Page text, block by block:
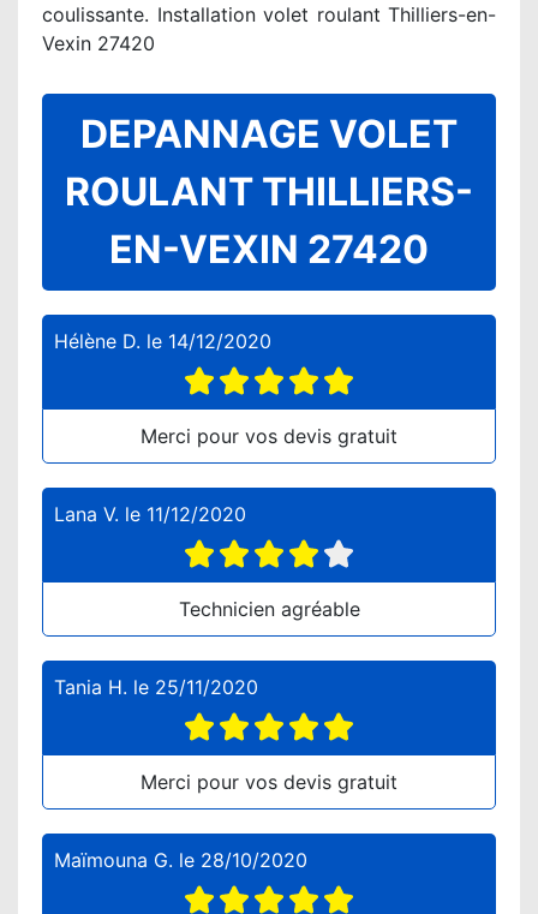
coulissante. Installation volet roulant Thilliers-en-
Vexin 27420
DEPANNAGE VOLET
ROULANT THILLIERS-
EN-VEXIN 27420
Hélène D. le 14/12/2020
Merci pour vos devis gratuit
Lana V. le 11/12/2020
Technicien agréable
Tania H. le 25/11/2020
Merci pour vos devis gratuit
Maïmouna G. le 28/10/2020